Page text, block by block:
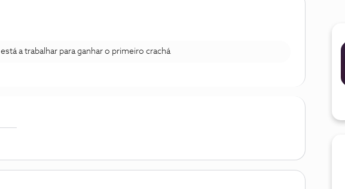
está a trabalhar para ganhar o primeiro crachá